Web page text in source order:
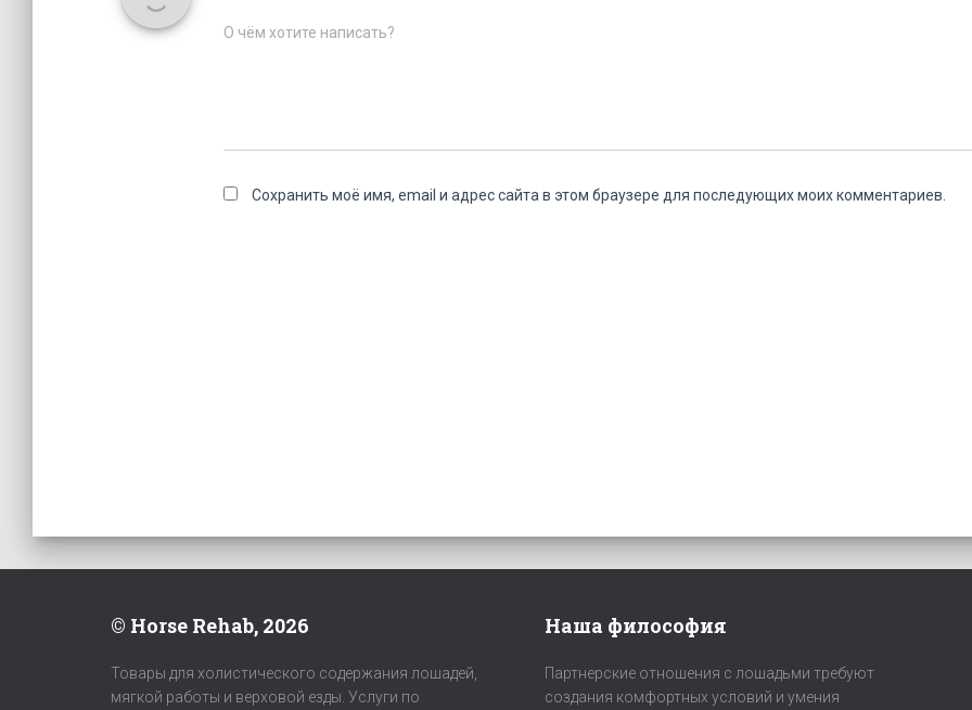
О чём хотите написать?
Сохранить моё имя, email и адрес сайта в этом браузере для последующих моих комментариев.
© Horse Rehab, 2026
Товары для холистического содержания лошадей,
мягкой работы и верховой езды. Услуги по
Наша философия
Партнерские отношения с лошадьми требуют
создания комфортных условий и умения